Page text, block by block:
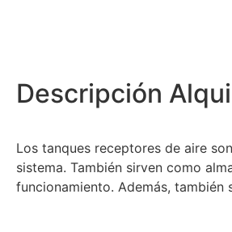
Descripción
Los tanques receptores de aire
sistema. También sirven como
funcionamiento. Además,